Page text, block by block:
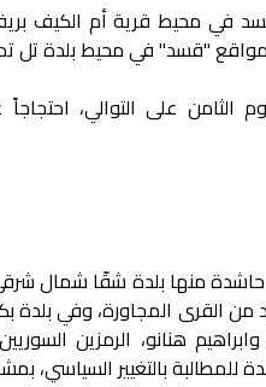
في محيط قرية أم الكيف
"قسد" في محيط بلدة تل
على التوالي، احتجاجاً
منها بلدة شقّا شمال شرقي
من القرى المجاورة، وفي بلدة
هنانو، الرمزين
بالتغيير السياسي،